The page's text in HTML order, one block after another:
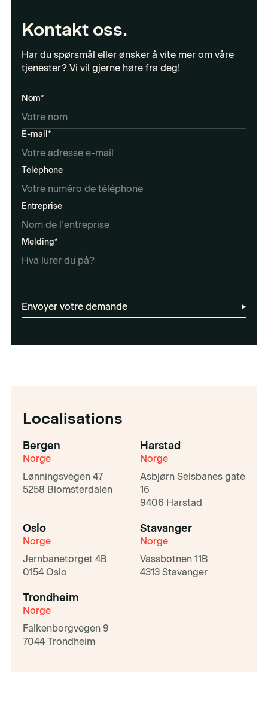
Kontakt oss.
Har du spørsmål eller ønsker å vite mer om våre
tjenester? Vi vil gjerne høre fra deg!
Nom*
E-mail*
Téléphone
Entreprise
Melding*
Envoyer votre demande
Localisations
Bergen
Norge
Lønningsvegen 47
5258 Blomsterdalen
Harstad
Norge
Asbjørn Selsbanes gate
16
9406 Harstad
Oslo
Norge
Jernbanetorget 4B
0154 Oslo
Stavanger
Norge
Vassbotnen 11B
4313 Stavanger
Trondheim
Norge
Falkenborgvegen 9
7044 Trondheim